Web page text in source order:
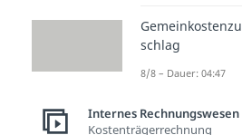
Gemeinkostenzu
schlag
8/8 – Dauer: 04:47
Internes Rechnungswesen
Kostenträgerrechnung